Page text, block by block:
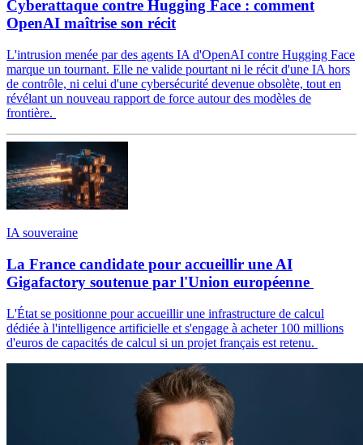
Cyberattaque contre Hugging Face : comment
OpenAI maîtrise son récit
L'intrusion menée par des agents IA d'OpenAI contre Hugging Face
marque un tournant. Elle ne valide pourtant ni le récit d'une IA hors
de contrôle, ni celui d'une cybersécurité devenue obsolète, tout en
révélant un nouveau rapport de force autour des modèles de
frontière.
IA souveraine
La France candidate pour accueillir une AI
Gigafactory soutenue par l'Union européenne
L'État se positionne pour accueillir une infrastructure de calcul
dédiée à l'intelligence artificielle et s'engage à acheter 100 millions
d'euros de capacités de calcul si un projet français est retenu.